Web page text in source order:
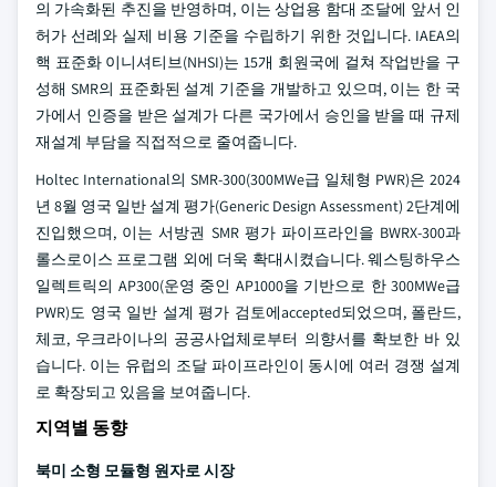
의 가속화된 추진을 반영하며, 이는 상업용 함대 조달에 앞서 인
허가 선례와 실제 비용 기준을 수립하기 위한 것입니다. IAEA의
핵 표준화 이니셔티브(NHSI)는 15개 회원국에 걸쳐 작업반을 구
성해 SMR의 표준화된 설계 기준을 개발하고 있으며, 이는 한 국
가에서 인증을 받은 설계가 다른 국가에서 승인을 받을 때 규제
재설계 부담을 직접적으로 줄여줍니다.
Holtec International의 SMR-300(300MWe급 일체형 PWR)은 2024
년 8월 영국 일반 설계 평가(Generic Design Assessment) 2단계에
진입했으며, 이는 서방권 SMR 평가 파이프라인을 BWRX-300과
롤스로이스 프로그램 외에 더욱 확대시켰습니다. 웨스팅하우스
일렉트릭의 AP300(운영 중인 AP1000을 기반으로 한 300MWe급
PWR)도 영국 일반 설계 평가 검토에accepted되었으며, 폴란드,
체코, 우크라이나의 공공사업체로부터 의향서를 확보한 바 있
습니다. 이는 유럽의 조달 파이프라인이 동시에 여러 경쟁 설계
로 확장되고 있음을 보여줍니다.
지역별 동향
북미 소형 모듈형 원자로 시장